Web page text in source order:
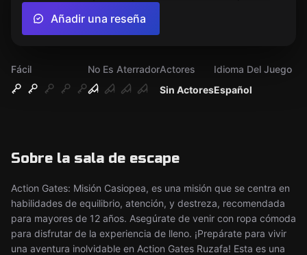
Fácil
No Es Aterrador
Sin Actores
Actores
Español
Idioma Del Juego
Sobre la sala de escape
Action Gates: Misión Casiopea, es una misión que se centra en
habilidades de equilibrio, atención, y destreza, recomendada
para mayores de 12 años. Asegúrate de venir con ropa cómoda
para disfrutar de la experiencia de lleno. ¡Prepárate para vivir
una aventura inolvidable en Action Gates Ruzafa! Esta es una
Añadir una reseña